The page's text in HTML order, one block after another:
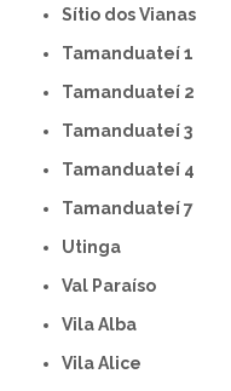
Sítio dos Vianas
Tamanduateí 1
Tamanduateí 2
Tamanduateí 3
Tamanduateí 4
Tamanduateí 7
Utinga
Val Paraíso
Vila Alba
Vila Alice